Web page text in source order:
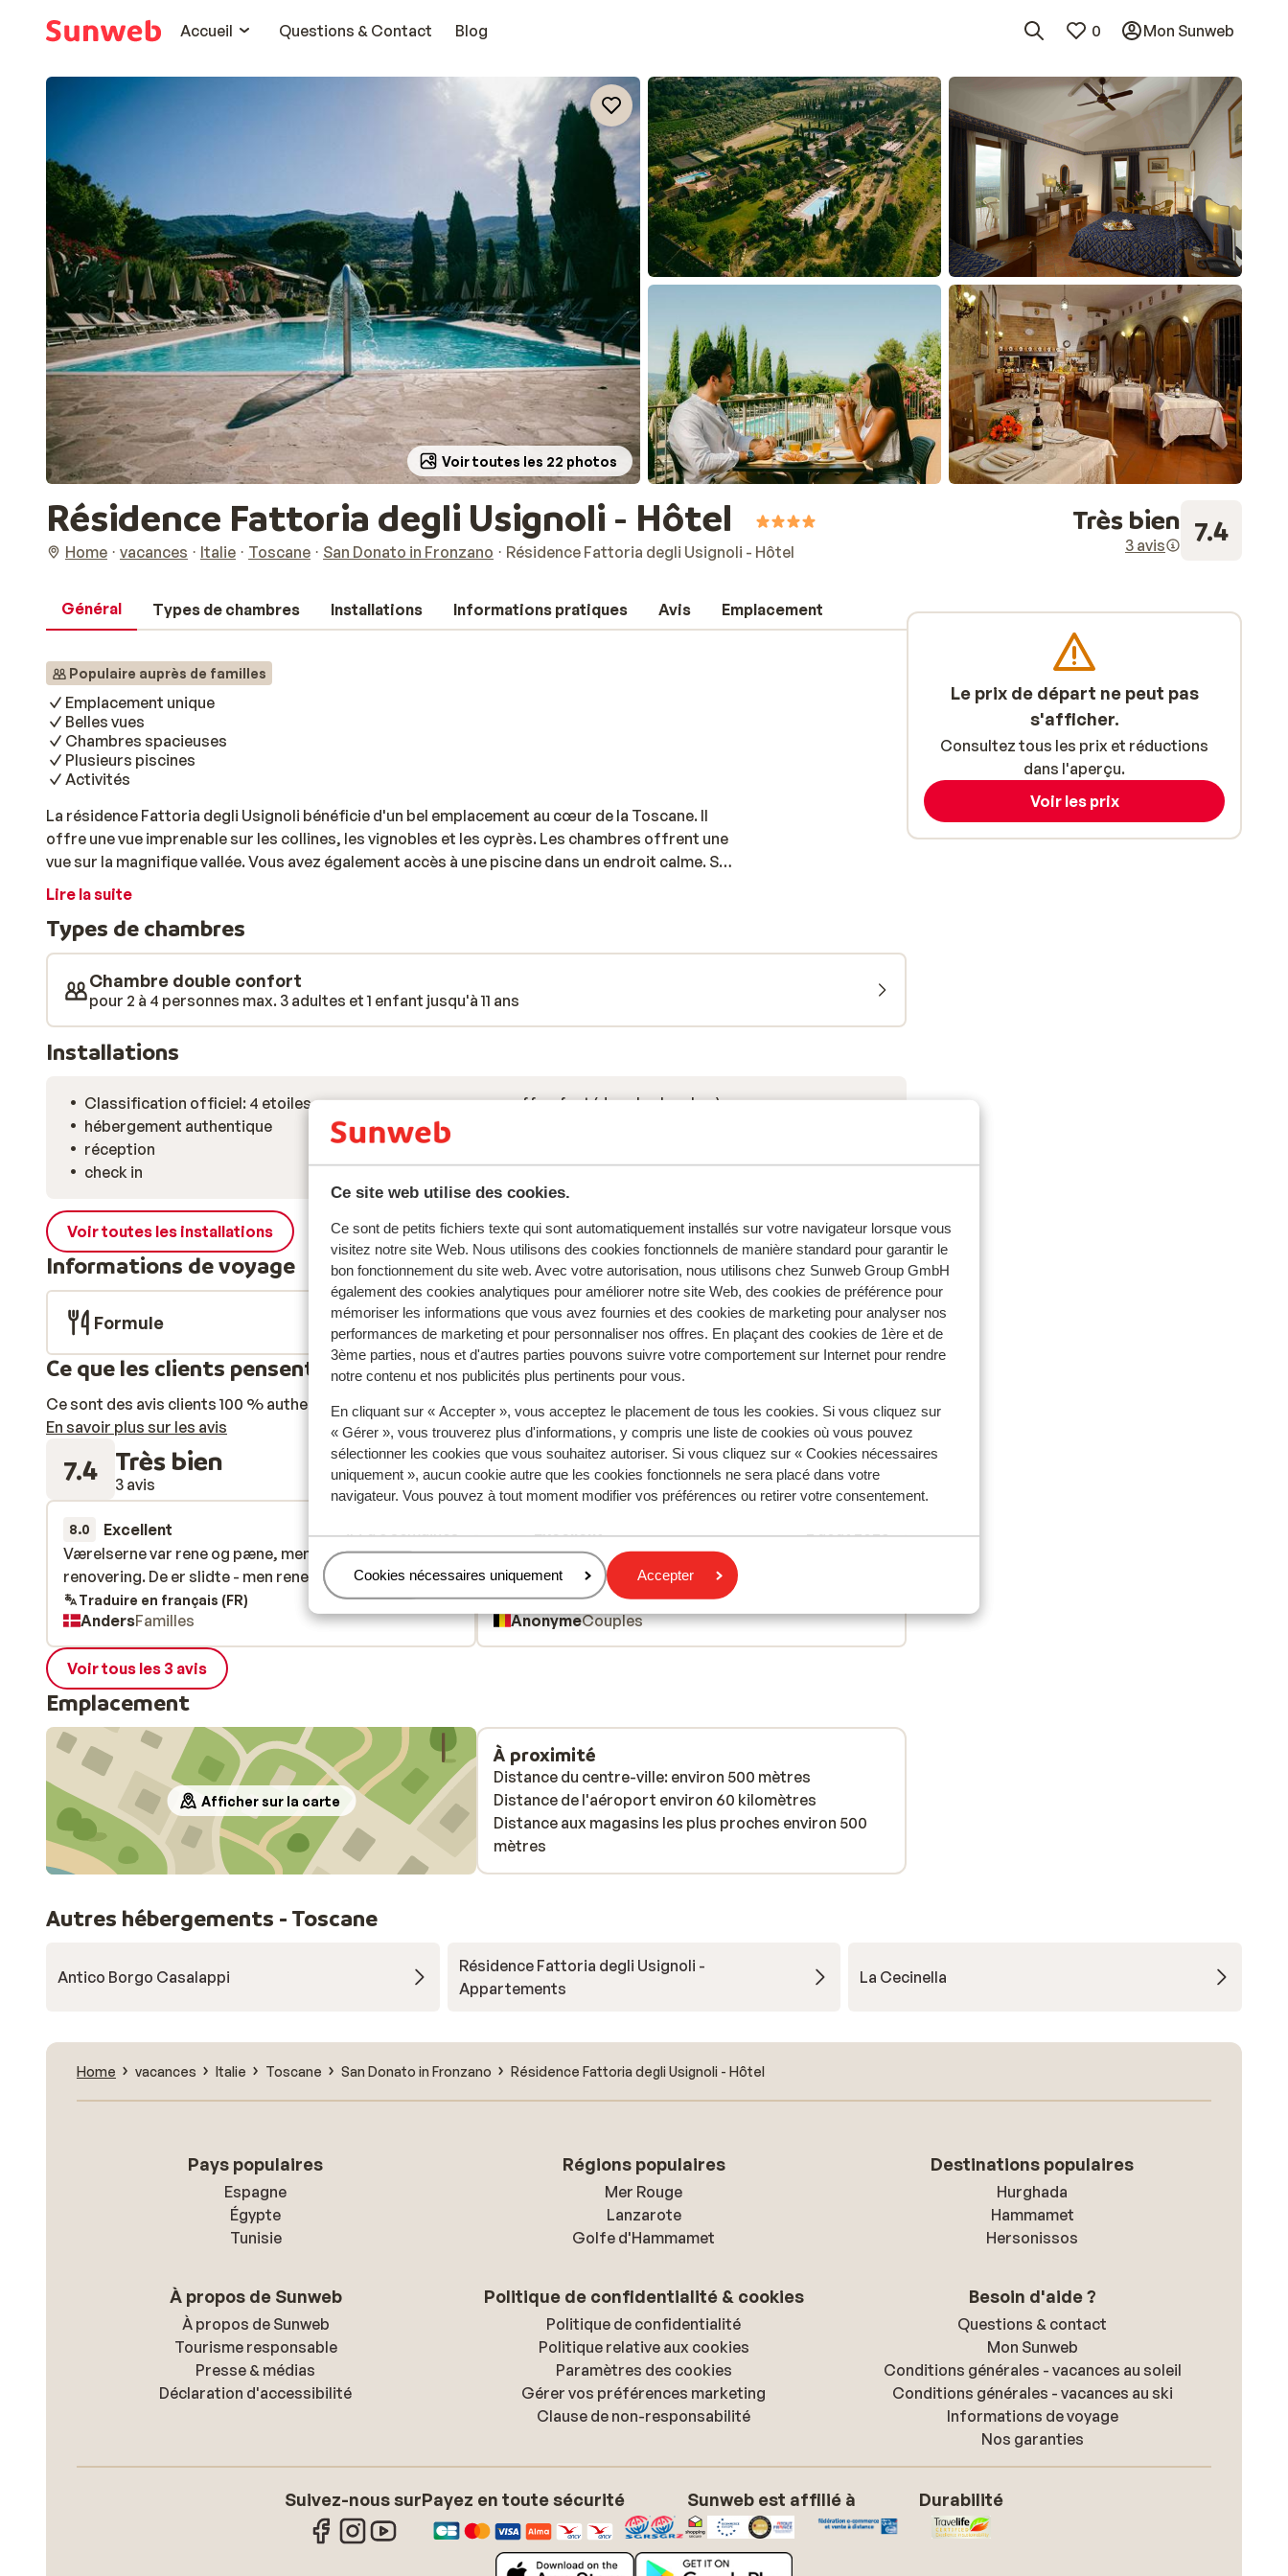
Ce site web utilise des cookies.
Ce sont de petits fichiers texte qui sont automatiquement installés sur votre navigateur lorsque vous
visitez notre site Web. Nous utilisons des cookies fonctionnels de manière standard pour garantir le
bon fonctionnement du site web. Avec votre autorisation, nous utilisons chez Sunweb Group GmbH
également des cookies analytiques pour améliorer notre site Web, des cookies de préférence pour
mémoriser les informations que vous avez fournies et des cookies de marketing pour analyser nos
performances de marketing et pour personnaliser nos offres. En plaçant des cookies de 1ère et de
3ème parties, nous et d'autres parties pouvons suivre votre comportement sur Internet pour rendre
notre contenu et nos publicités plus pertinents pour vous.
En cliquant sur « Accepter », vous acceptez le placement de tous les cookies. Si vous cliquez sur
« Gérer », vous trouverez plus d'informations, y compris une liste de cookies où vous pouvez
sélectionner les cookies que vous souhaitez autoriser. Si vous cliquez sur « Cookies nécessaires
uniquement », aucun cookie autre que les cookies fonctionnels ne sera placé dans votre
navigateur. Vous pouvez à tout moment modifier vos préférences ou retirer votre consentement.
Gérer
Cookies nécessaires uniquement Accepter
Accueil
Questions & Contact Blog 0 Mon Sunweb
Voir toutes les 22 photos
Résidence Fattoria degli Usignoli - Hôtel
Home vacances Italie Toscane San Donato in Fronzano Résidence Fattoria degli Usignoli - Hôtel
Très bien
3 avis 7.4
Général Types de chambres Installations Informations pratiques Avis Emplacement
Populaire auprès de familles
Emplacement unique
Belles vues
Chambres spacieuses
Plusieurs piscines
Activités
La résidence Fattoria degli Usignoli bénéficie d'un bel emplacement au cœur de la Toscane. Il
offre une vue imprenable sur les collines, les vignobles et les cyprès. Les chambres offrent une
vue sur la magnifique vallée. Vous avez également accès à une piscine dans un endroit calme. Si
vous réservez en demi-pension, vous profiterez non seulement d'un bon petit-déjeuner, mais
régionales. Vous pourrez par exemple goûter le steak florentin tout en dégustant un Chianti.
Des villes historiques telles que Sienne, Volterra et Florence ne sont pas loin de la résidence et
valent vraiment le détour.
Lire la suite
Types de chambres
Chambre double confort
pour 2 à 4 personnes max. 3 adultes et 1 enfant jusqu'à 11 ans
Installations
Classification officiel: 4 etoiles
hébergement authentique
réception
check in
coffre-fort (dans la chambre)
bars: bar
Voir toutes les installations
Informations de voyage
Formule
Ce que les clients pensent
Ce sont des avis clients 100 % authentiques qui reflètent fidèlement leur expérience avec notre produit.
En savoir plus sur les avis
7.4 Très bien
3 avis Réservé principalement par familles
8.0 Excellent
il y a 3 semaines
Værelserne var rene og pæne, men trænger til en
renovering. De er slidte - men rene
Værelserne var rene og pæne, men trænger til en
renovering. De er slidte - men rene
Traduire en français (FR)
AndersFamilles
Excellent
2 août 2025
zalig rustig en stil
zalig rustig en stil
Traduire en français (FR)
AnonymeCouples
Voir tous les 3 avis
Emplacement
Afficher sur la carte
À proximité
Distance du centre-ville: environ 500 mètres
Distance de l'aéroport environ 60 kilomètres
Distance aux magasins les plus proches environ 500
mètres
Le prix de départ ne peut pas
s'afficher.
Consultez tous les prix et réductions
dans l'aperçu.
Voir les prix
Autres hébergements - Toscane
Antico Borgo Casalappi
Résidence Fattoria degli Usignoli -
Appartements
La Cecinella
Home vacances Italie Toscane San Donato in Fronzano Résidence Fattoria degli Usignoli - Hôtel
Pays populaires
Espagne
Égypte
Tunisie
Régions populaires
Mer Rouge
Lanzarote
Golfe d'Hammamet
Destinations populaires
Hurghada
Hammamet
Hersonissos
À propos de Sunweb
À propos de Sunweb
Tourisme responsable
Presse & médias
Déclaration d'accessibilité
Politique de confidentialité & cookies
Politique de confidentialité
Politique relative aux cookies
Paramètres des cookies
Gérer vos préférences marketing
Clause de non-responsabilité
Besoin d'aide ?
Questions & contact
Mon Sunweb
Conditions générales - vacances au soleil
Conditions générales - vacances au ski
Informations de voyage
Nos garanties
Suivez-nous surPayez en toute sécurité Sunweb est affilié à Durabilité